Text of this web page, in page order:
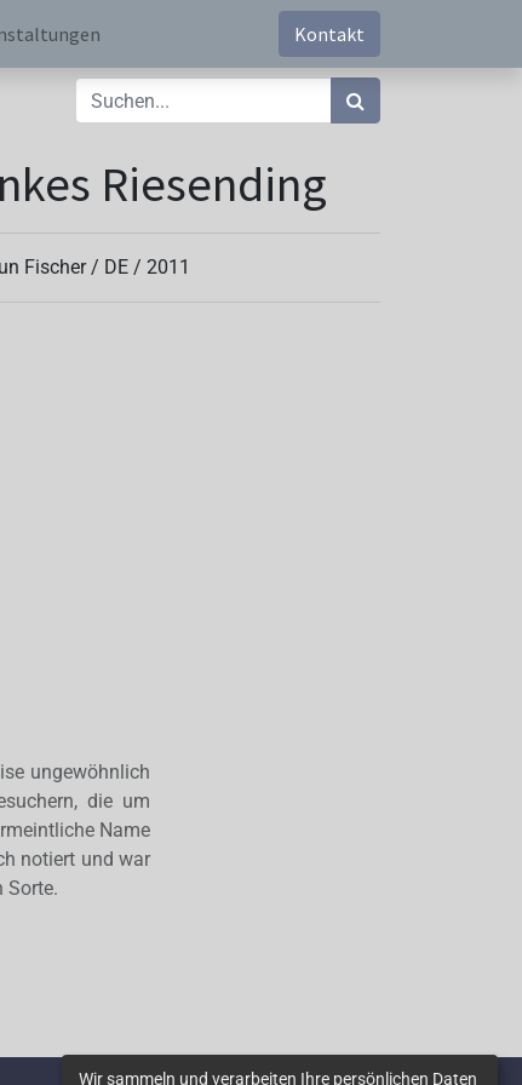
Kontakt
Riesending
Fischer / DE / 2011
ungewöhnlich
die um
Name
notiert und war
Sorte.
Wir sammeln und verarbeiten Ihre persönlichen Daten